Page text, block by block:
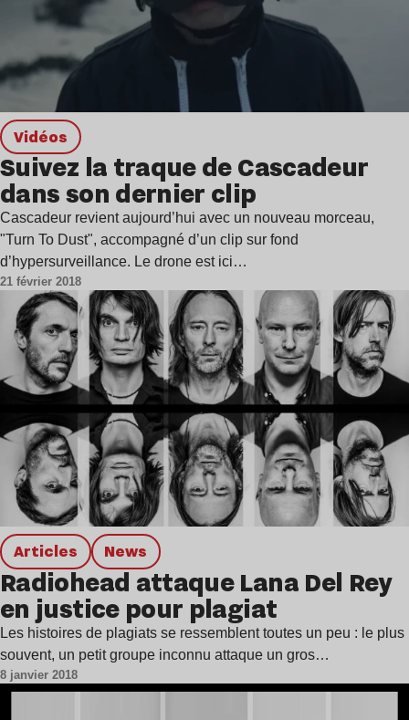
Vidéos
Suivez la traque de Cascadeur
dans son dernier clip
Cascadeur revient aujourd’hui avec un nouveau morceau,
"Turn To Dust", accompagné d’un clip sur fond
d’hypersurveillance. Le drone est ici…
21 février 2018
Articles news
Radiohead attaque Lana Del Rey
en justice pour plagiat
Les histoires de plagiats se ressemblent toutes un peu : le plus
souvent, un petit groupe inconnu attaque un gros…
8 janvier 2018